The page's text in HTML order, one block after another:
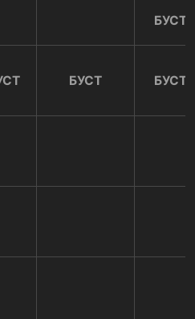
БУСТ
БУСТ БУСТ